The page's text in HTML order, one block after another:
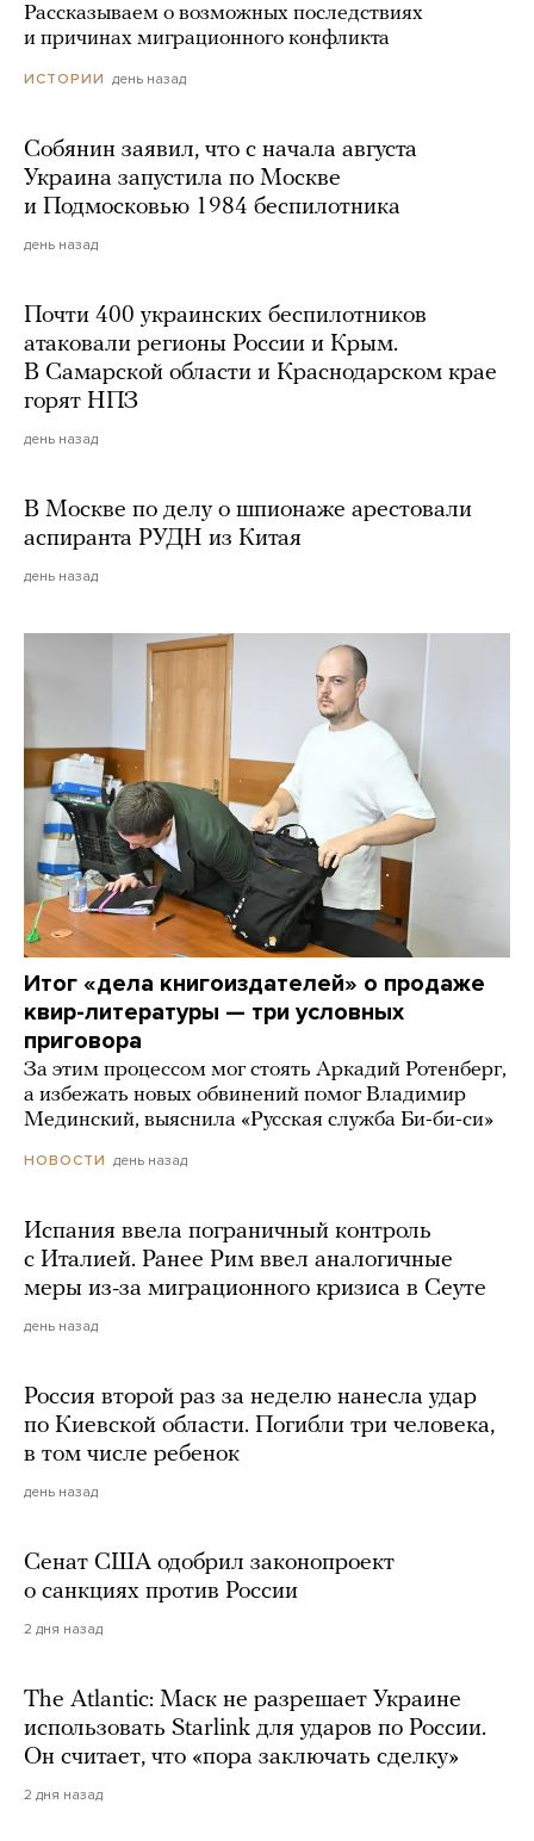
Рассказываем о возможных последствиях
и причинах миграционного конфликта
ИСТОРИИ день назад
Собянин заявил, что с начала августа
Украина запустила по Москве
и Подмосковью 1984 беспилотника
день назад
Почти 400 украинских беспилотников
атаковали регионы России и Крым.
В Самарской области и Краснодарском крае
горят НПЗ
день назад
В Москве по делу о шпионаже арестовали
аспиранта РУДН из Китая
день назад
Итог «дела книгоиздателей» о продаже
квир-литературы — три условных
приговора
За этим процессом мог стоять Аркадий Ротенберг,
а избежать новых обвинений помог Владимир
Мединский, выяснила «Русская служба Би-би-си»
НОВОСТИ день назад
Испания ввела пограничный контроль
с Италией. Ранее Рим ввел аналогичные
меры из-за миграционного кризиса в Сеуте
день назад
Россия второй раз за неделю нанесла удар
по Киевской области. Погибли три человека,
в том числе ребенок
день назад
Сенат США одобрил законопроект
о санкциях против России
2 дня назад
The Atlantic: Маск не разрешает Украине
использовать Starlink для ударов по России.
Он считает, что «пора заключать сделку»
2 дня назад